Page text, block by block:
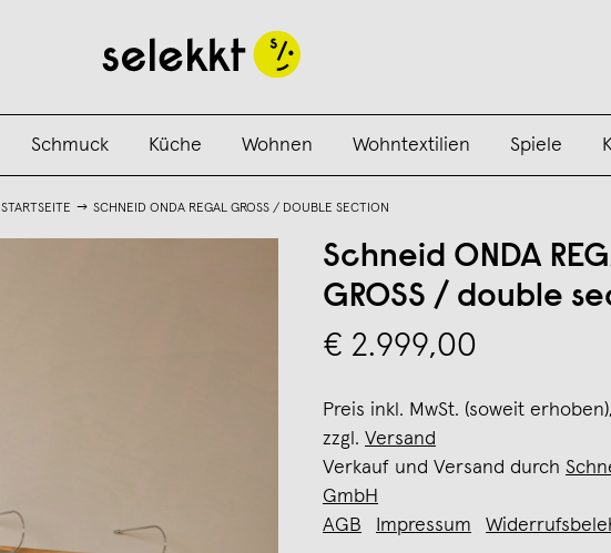
Schmuck Küche Wohnen Wohntextilien Spiele
STARTSEITE SCHNEID ONDA REGAL GROSS / DOUBLE SECTION
Schneid ONDA
GROSS / double
€ 2.999,00
Preis inkl. MwSt. (soweit erhoben),
zzgl. Versand
Verkauf und Versand durch
GmbH
AGB
Impressum